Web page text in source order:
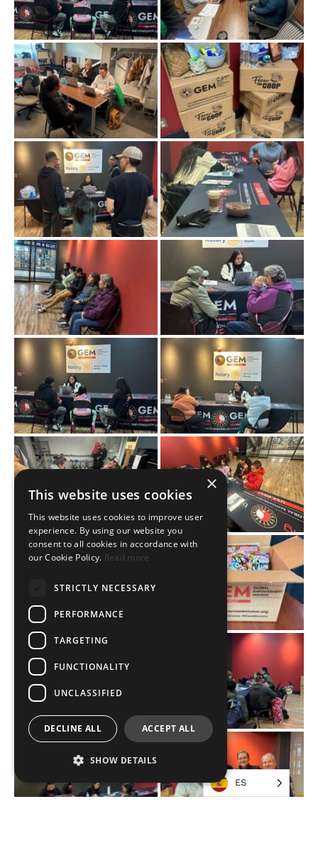
ES
×
This website uses cookies
This website uses cookies to improve user
experience. By using our website you
consent to all cookies in accordance with
our Cookie Policy. Read more
STRICTLY NECESSARY
PERFORMANCE
TARGETING
FUNCTIONALITY
UNCLASSIFIED
ACCEPT ALL
DECLINE ALL
SHOW DETAILS